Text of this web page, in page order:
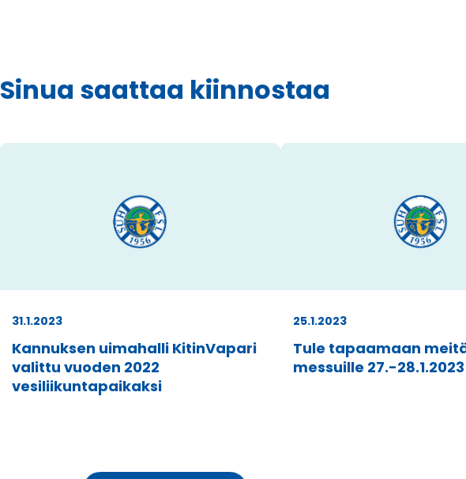
Sinua saattaa kiinnostaa
31.1.2023
Kannuksen uimahalli KitinVapari
valittu vuoden 2022
vesiliikuntapaikaksi
25.1.2023
Tule tapaamaan
messuille 27.-